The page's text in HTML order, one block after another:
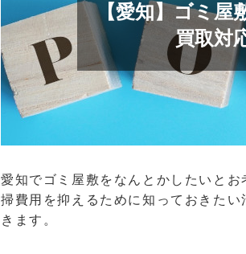
【愛知】ゴミ屋
買取対
愛知でゴミ屋敷をなんとかしたいと
掃費用を抑えるために知っておきた
きます。